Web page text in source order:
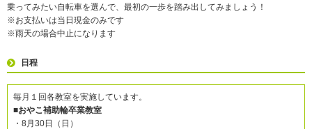
乗ってみたい自転車を選んで、最初の一歩を踏み出してみましょう！
※お支払いは当日現金のみです
※雨天の場合中止になります
日程
毎月１回各教室を実施しています。
■おやこ補助輪卒業教室
・8月30日（日）